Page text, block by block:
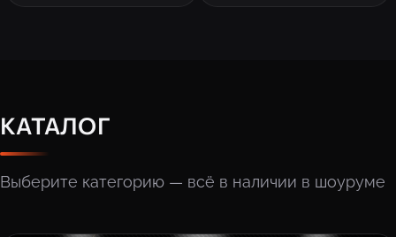
КАТАЛОГ
Выберите категорию — всё в наличии в шоуруме